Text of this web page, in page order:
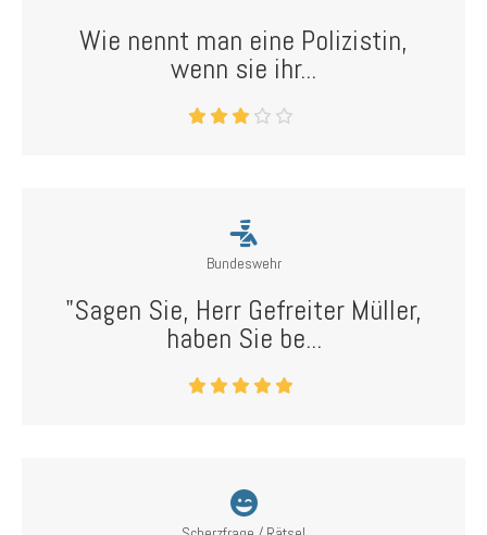
Wie nennt man eine Polizistin,
wenn sie ihr...
Bundeswehr
"Sagen Sie, Herr Gefreiter Müller,
haben Sie be...